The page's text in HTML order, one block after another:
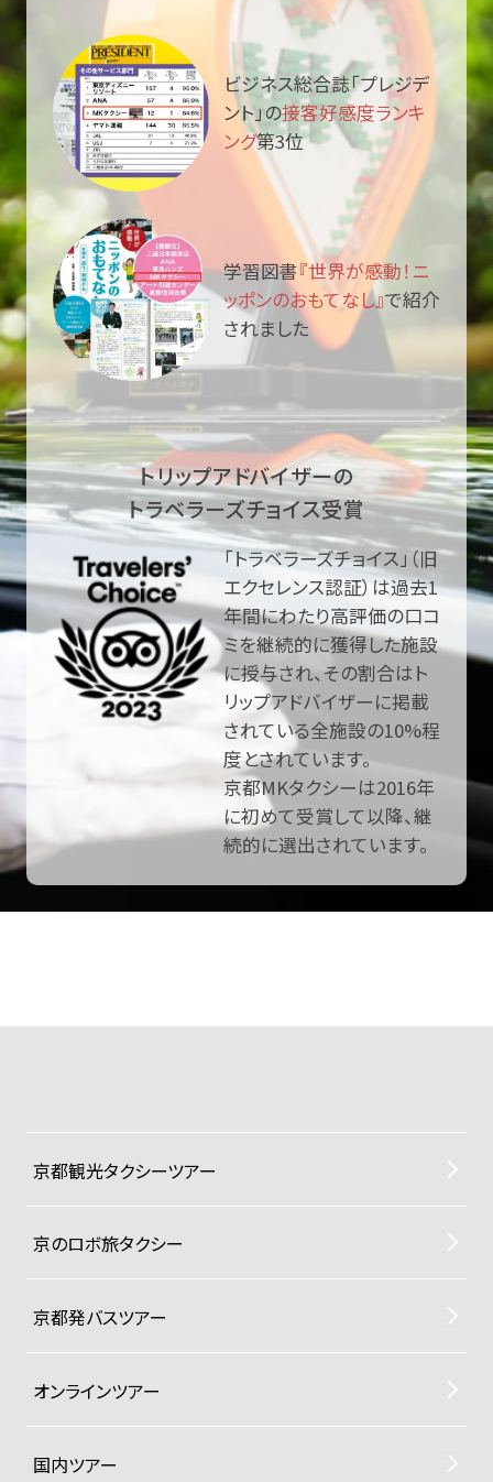
ビジネス総合誌「プレジデ
ント」の接客好感度ランキ
ング第3位
学習図書『世界が感動！ニ
ッポンのおもてなし』で紹介
されました
トリップアドバイザーの
トラベラーズチョイス受賞
「トラベラーズチョイス」（旧
エクセレンス認証）は過去1
年間にわたり高評価の口コ
ミを継続的に獲得した施設
に授与され、その割合はト
リップアドバイザーに掲載
されている全施設の10%程
度とされています。
京都MKタクシーは2016年
に初めて受賞して以降、継
続的に選出されています。
京都観光タクシーツアー
京のロボ旅タクシー
京都発バスツアー
オンラインツアー
国内ツアー